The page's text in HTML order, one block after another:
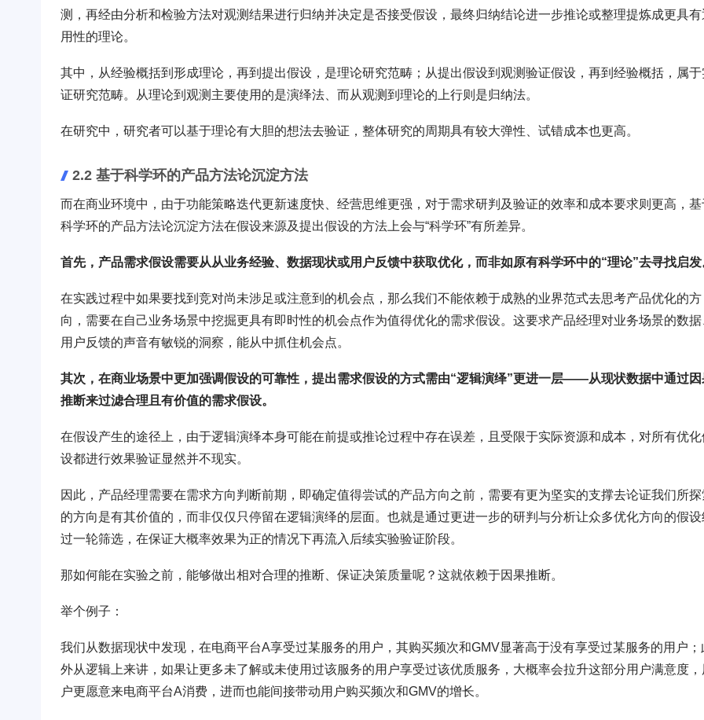
测，再经由分析和检验方法对观测结果进行归纳并决定是否接受假设，最终归纳结论进一步推论或整理提炼成更具有
用性的理论。
其中，从经验概括到形成理论，再到提出假设，是理论研究范畴；从提出假设到观测验证假设，再到经验概括，属于
证研究范畴。从理论到观测主要使用的是演绎法、而从观测到理论的上行则是归纳法。
在研究中，研究者可以基于理论有大胆的想法去验证，整体研究的周期具有较大弹性、试错成本也更高。
2.2 基于科学环的产品方法论沉淀方法
而在商业环境中，由于功能策略迭代更新速度快、经营思维更强，对于需求研判及验证的效率和成本要求则更高，基
科学环的产品方法论沉淀方法在假设来源及提出假设的方法上会与“科学环”有所差异。
首先，产品需求假设需要从从业务经验、数据现状或用户反馈中获取优化，而非如原有科学环中的“理论”去寻找启发
在实践过程中如果要找到竞对尚未涉足或注意到的机会点，那么我们不能依赖于成熟的业界范式去思考产品优化的方
向，需要在自己业务场景中挖掘更具有即时性的机会点作为值得优化的需求假设。这要求产品经理对业务场景的数据
用户反馈的声音有敏锐的洞察，能从中抓住机会点。
其次，在商业场景中更加强调假设的可靠性，提出需求假设的方式需由“逻辑演绎”更进一层——从现状数据中通过因
推断来过滤合理且有价值的需求假设。
在假设产生的途径上，由于逻辑演绎本身可能在前提或推论过程中存在误差，且受限于实际资源和成本，对所有优化
设都进行效果验证显然并不现实。
因此，产品经理需要在需求方向判断前期，即确定值得尝试的产品方向之前，需要有更为坚实的支撑去论证我们所探
的方向是有其价值的，而非仅仅只停留在逻辑演绎的层面。也就是通过更进一步的研判与分析让众多优化方向的假设
过一轮筛选，在保证大概率效果为正的情况下再流入后续实验验证阶段。
那如何能在实验之前，能够做出相对合理的推断、保证决策质量呢？这就依赖于因果推断。
举个例子：
我们从数据现状中发现，在电商平台A享受过某服务的用户，其购买频次和GMV显著高于没有享受过某服务的用户；
外从逻辑上来讲，如果让更多未了解或未使用过该服务的用户享受过该优质服务，大概率会拉升这部分用户满意度，
户更愿意来电商平台A消费，进而也能间接带动用户购买频次和GMV的增长。